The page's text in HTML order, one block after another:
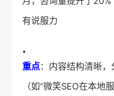
有说服力
•
​重点​：内容结构清晰
（如“微笑SEO在本地